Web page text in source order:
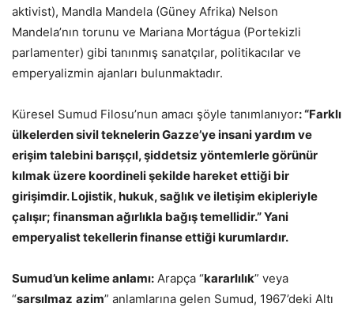
aktivist), Mandla Mandela (Güney Afrika) Nelson
Mandela’nın torunu ve Mariana Mortágua (Portekizli
parlamenter) gibi tanınmış sanatçılar, politikacılar ve
emperyalizmin ajanları bulunmaktadır.
Küresel Sumud Filosu’nun amacı şöyle tanımlanıyor: “Farklı
ülkelerden sivil teknelerin Gazze’ye insani yardım ve
erişim talebini barışçıl, şiddetsiz yöntemlerle görünür
kılmak üzere koordineli şekilde hareket ettiği bir
girişimdir. Lojistik, hukuk, sağlık ve iletişim ekipleriyle
çalışır; finansman ağırlıkla bağış temellidir.” Yani
emperyalist tekellerin finanse ettiği kurumlardır.
Sumud’un kelime anlamı: Arapça “kararlılık” veya
“sarsılmaz azim” anlamlarına gelen Sumud, 1967’deki Altı